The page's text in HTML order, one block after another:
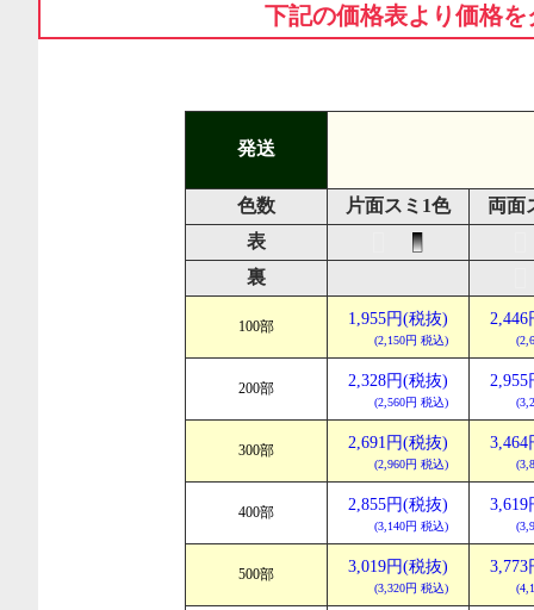
下記の価格表より価格
発送
色数 片面スミ1色
両面
表
裏
100部 1,955円(税抜)
(2,150円 税込)
200部 2,328円(税抜)
(2,560円 税込)
300部 2,691円(税抜)
(2,960円 税込)
3,464
400部 2,855円(税抜)
(3,140円 税込)
3,619
500部 3,019円(税抜)
(3,320円 税込)
3,773